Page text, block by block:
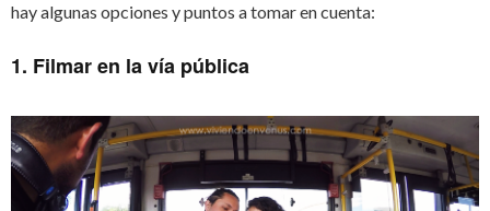
hay algunas opciones y puntos a tomar en cuenta:
1. Filmar en la vía pública